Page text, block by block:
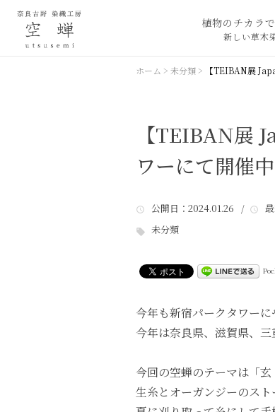
植物のチカラ
新しい草木
ホーム > 未分類 > 【TEIBAN展
【TEIBAN展
ワーにて開催中
公開日 ：2024.01.26 /
未分類
今年も新宿パークタワーに
今年は奈良県、滋賀県、三
今回の空蝉のテーマは「玄
生糸とオーガンジーのスト